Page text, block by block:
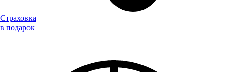
Страховка
в подарок